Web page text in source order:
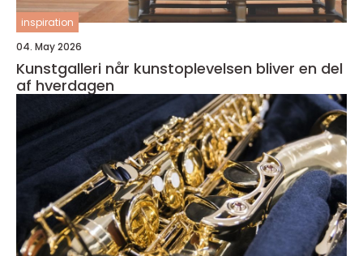
inspiration
04. May 2026
Kunstgalleri når kunstoplevelsen bliver en del
af hverdagen